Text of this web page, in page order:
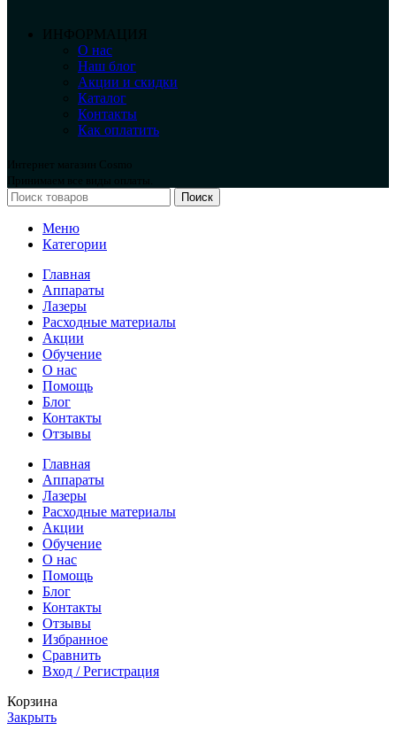
ИНФОРМАЦИЯ
О нас
Наш блог
Акции и скидки
Каталог
Контакты
Как оплатить
Интернет магазин Cosmo
Принимаем все виды оплаты.
Поиск
Меню
Категории
Главная
Аппараты
Лазеры
Расходные материалы
Акции
Обучение
О нас
Помощь
Блог
Контакты
Отзывы
Главная
Аппараты
Лазеры
Расходные материалы
Акции
Обучение
О нас
Помощь
Блог
Контакты
Отзывы
Избранное
Сравнить
Вход / Регистрация
Корзина
Закрыть